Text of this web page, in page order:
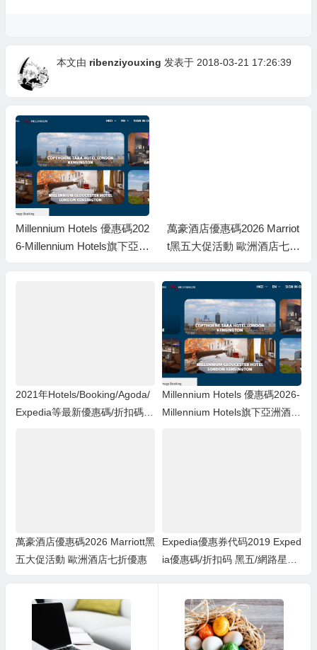
本文由 ribenziyouxing 发表于 2018-03-21 17:26:39
Millennium Hotels 優惠碼202
6-Millennium Hotels旗下亞洲
萬豪酒店優惠碼2026 Marriot
t黑五大促活動 歐洲酒店七折
2021年Hotels/Booking/Agoda/
Expedia等最新優惠碼/折扣碼/
Millennium Hotels 優惠碼2026-
Millennium Hotels旗下亞洲酒
萬豪酒店優惠碼2026 Marriott黑
五大促活動 歐洲酒店七折優惠
Expedia優惠券代码2019 Exped
ia優惠碼/折扣码 黑五/網路星期